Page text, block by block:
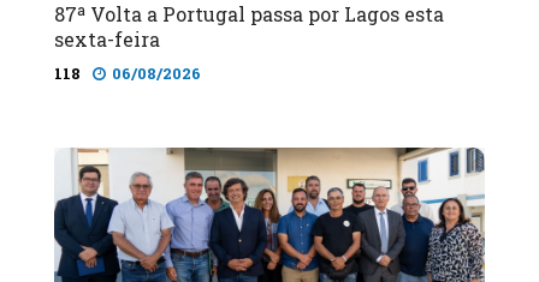
87ª Volta a Portugal passa por Lagos esta
sexta-feira
118 06/08/2026